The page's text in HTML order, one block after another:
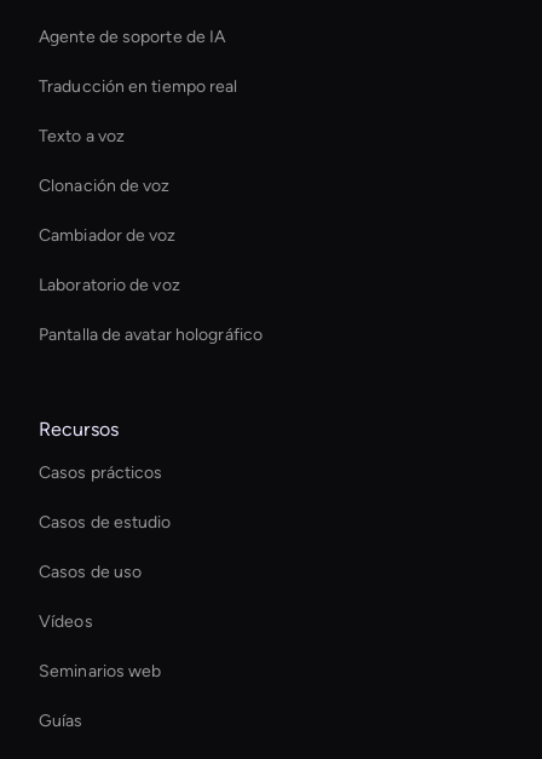
Agente de soporte de IA
Traducción en tiempo real
Texto a voz
Clonación de voz
Cambiador de voz
Laboratorio de voz
Pantalla de avatar holográfico
Recursos
Casos prácticos
Casos de estudio
Casos de uso
Vídeos
Seminarios web
Guías